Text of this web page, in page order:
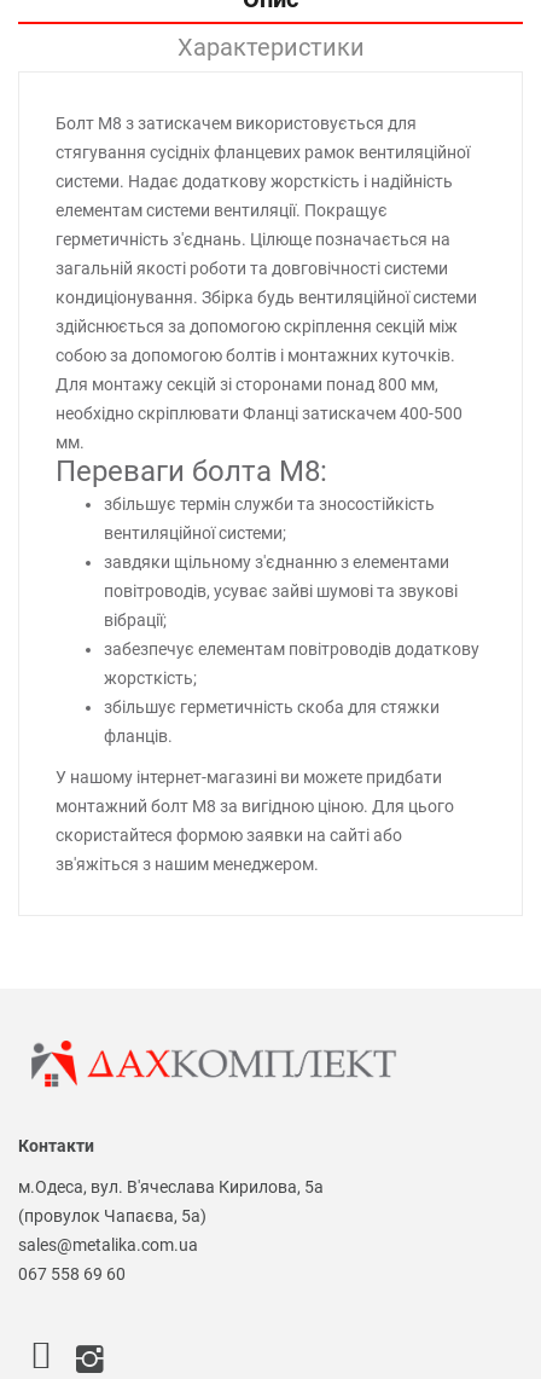
Характеристики
Болт M8 з затискачем використовується для
стягування сусідніх фланцевих рамок вентиляційної
системи. Надає додаткову жорсткість і надійність
елементам системи вентиляції. Покращує
герметичність з'єднань. Цілюще позначається на
загальній якості роботи та довговічності системи
кондиціонування. Збірка будь вентиляційної системи
здійснюється за допомогою скріплення секцій між
собою за допомогою болтів і монтажних куточків.
Для монтажу секцій зі сторонами понад 800 мм,
необхідно скріплювати Фланці затискачем 400-500
мм.
Переваги болта M8:
збільшує термін служби та зносостійкість
вентиляційної системи;
завдяки щільному з'єднанню з елементами
повітроводів, усуває зайві шумові та звукові
вібрації;
забезпечує елементам повітроводів додаткову
жорсткість;
збільшує герметичність скоба для стяжки
фланців.
У нашому інтернет-магазині ви можете придбати
монтажний болт М8 за вигідною ціною. Для цього
скористайтеся формою заявки на сайті або
зв'яжіться з нашим менеджером.
Контакти
м.Одеса, вул. В'ячеслава Кирилова, 5а
(провулок Чапаєва, 5а)
sales@metalika.com.ua
067 558 69 60